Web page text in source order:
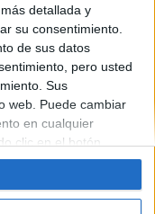
detallada y
su consentimiento.
de sus datos
pero usted
Sus
web. Puede cambiar
en cualquier
clic en el botón
web.
reservados.